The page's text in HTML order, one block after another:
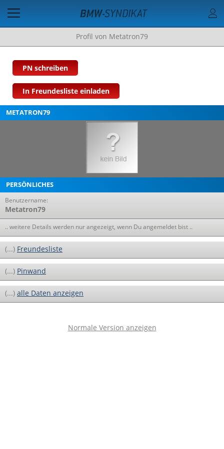
Profil von Metatron79
PN schreiben
In Freundesliste einladen
METATRON79
PERSÖNLICHES
Benutzername:
Metatron79
.. weitere Details werden nur angezeigt, wenn Du angemeldet bist ..
(...) Freundesliste
(...) Pinwand
(...) alle Daten anzeigen
Normale Version anzeigen